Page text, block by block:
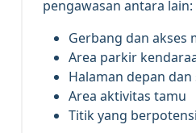
pengawasan antara lain:
Gerbang dan akses
Area parkir
Halaman depan
Area aktivitas tamu
Titik yang